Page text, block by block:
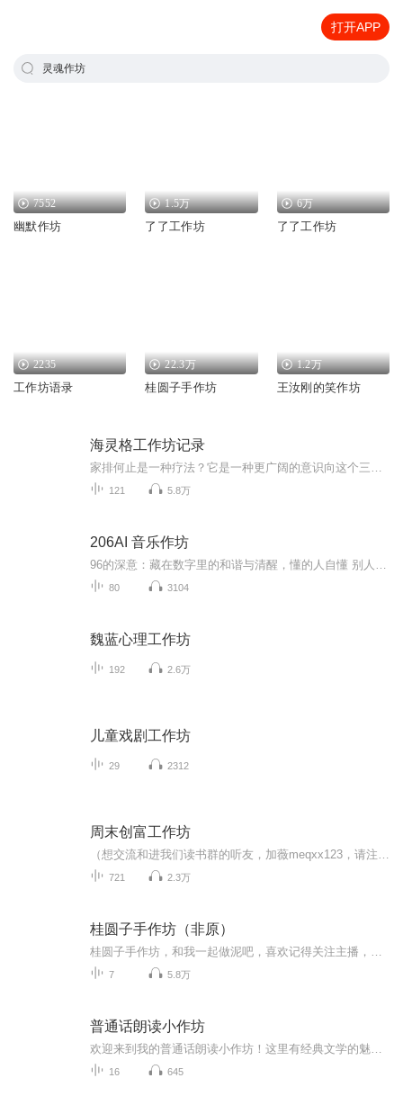
打开APP
灵魂作坊
7552
幽默作坊
1.5万
了了工作坊
6万
了了工作坊
2235
工作坊语录
22.3万
桂圆子手作坊
1.2万
王汝刚的笑作坊
海灵格工作坊记录
121 5.8万
206AI 音乐作坊
80 3104
魏蓝心理工作坊
192 2.6万
儿童戏剧工作坊
29 2312
周末创富工作坊
721 2.3万
桂圆子手作坊（非原）
7 5.8万
普通话朗读小作坊
16 645